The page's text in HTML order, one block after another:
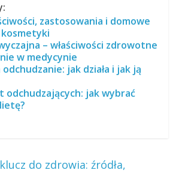
zastosowania i domowe
– właściwości zdrowotne
w medycynie
jak działa i jak ją
odchudzających: jak wybrać
do zdrowia: źródła,